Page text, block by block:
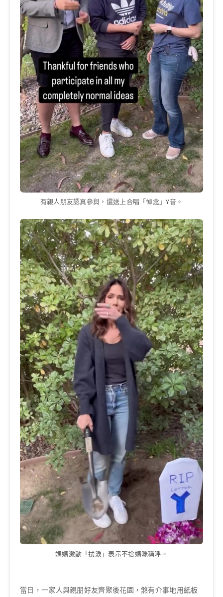
有親人朋友認真參與，還送上合唱「悼念」Y音。
媽媽激動「拭淚」表示不捨媽咪稱呼。
當日，一家人與親朋好友齊聚後花園，煞有介事地用紙板